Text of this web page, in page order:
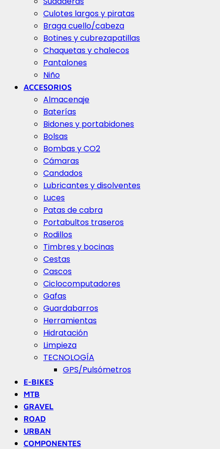
Culotes largos y piratas
Braga cuello/cabeza
Botines y cubrezapatillas
Chaquetas y chalecos
Pantalones
Niño
ACCESORIOS
Almacenaje
Baterías
Bidones y portabidones
Bolsas
Bombas y CO2
Cámaras
Candados
Lubricantes y disolventes
Luces
Patas de cabra
Portabultos traseros
Rodillos
Timbres y bocinas
Cestas
Cascos
Ciclocomputadores
Gafas
Guardabarros
Herramientas
Hidratación
Limpieza
TECNOLOGÍA
GPS/Pulsómetros
E-BIKES
MTB
GRAVEL
ROAD
URBAN
COMPONENTES